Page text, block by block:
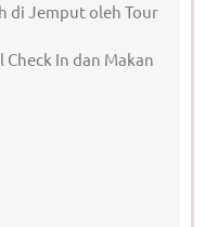
di Jemput oleh Tour
In dan Makan